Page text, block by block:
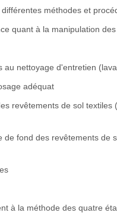
méthodes et
quant à la manipulation
au nettoyage d'entretien
adéquat
revêtements de sol
de fond des revêtements
à la méthode des quatre